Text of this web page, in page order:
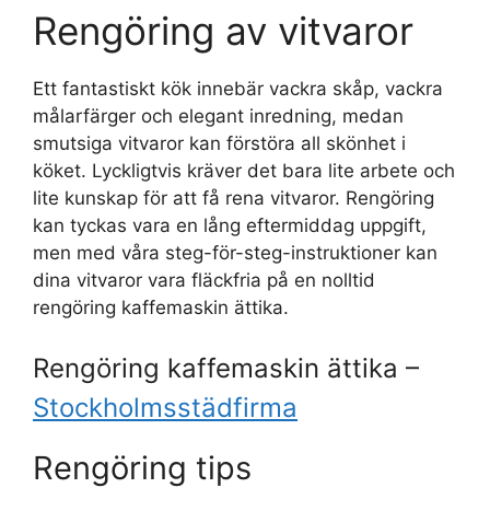
Rengöring av vitvaror
Ett fantastiskt kök innebär vackra skåp, vackra
målarfärger och elegant inredning, medan
smutsiga vitvaror kan förstöra all skönhet i
köket. Lyckligtvis kräver det bara lite arbete och
lite kunskap för att få rena vitvaror. Rengöring
kan tyckas vara en lång eftermiddag uppgift,
men med våra steg-för-steg-instruktioner kan
dina vitvaror vara fläckfria på en nolltid
rengöring kaffemaskin ättika.
Rengöring kaffemaskin ättika –
Stockholmsstädfirma
Rengöring tips